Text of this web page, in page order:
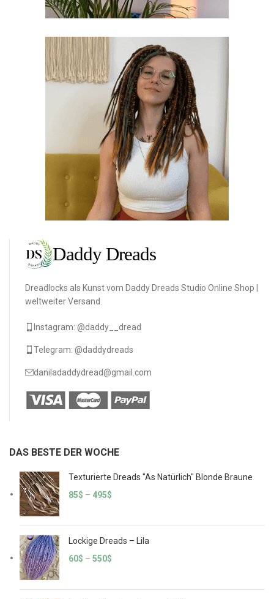
Dreadlocks als Kunst vom Daddy Dreads Studio Online Shop |
weltweiter Versand.
Instagram: @daddy__dread
Telegram: @daddydreads
daniladaddydread@gmail.com
DAS BESTE DER WOCHE
Texturierte Dreads "As Natürlich" Blonde Braune
85$ – 495$
Lockige Dreads – Lila
60$ – 550$